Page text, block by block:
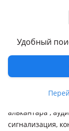
Удобный
Руль
Цвет
Растаможен в
дневные
алькантара ,
сигнализация,